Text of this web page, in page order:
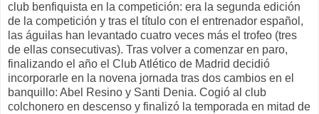
club benfiquista en la competición: era la segunda edición
de la competición y tras el título con el entrenador español,
las águilas han levantado cuatro veces más el trofeo (tres
de ellas consecutivas). Tras volver a comenzar en paro,
finalizando el año el Club Atlético de Madrid decidió
incorporarle en la novena jornada tras dos cambios en el
banquillo: Abel Resino y Santi Denia. Cogió al club
colchonero en descenso y finalizó la temporada en mitad de